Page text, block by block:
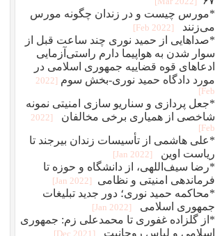
*مورس چیست و در زندان چگونه مورس
می‌زنند
[2022 Feb]
*صداهایی از حمید نوری چند ساعت قبل از
سوار شدن به هواپیما دارم راستی‌آزمایی
ادعاهای قوه قضاییه جمهوری اسلامی در
مورد دادگاه حمید نوری-بخش سوم
[2022
Feb]
*جعل پردازی و سناريو سازی امنيتی نمونه
شاخصی از همياری برخی مخالفان
[2022
Feb]
*علی هاشمی از تأسیسات زندان بیرجند تا
ریاست اوین
[2022 Jan]
*رضا سیف‌اللهی، از دانشگاه و حوزه تا
فرماندهی امنیتی و نظامی
[2022 Jan]
*محاکمه حميد نوری؛ دور جديد تبلیغات
جمهوری اسلامی
[2022 Jan]
*از گلزاده غفوری تا محمدعلی زم: جمهوری
اسلامی و لباس روحانیت
[2021 Dec]